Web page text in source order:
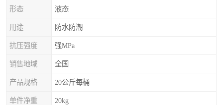
形态 液态
用途 防水防潮
抗压强度 强MPa
销售地域 全国
产品规格 20公斤每桶
单件净重 20kg